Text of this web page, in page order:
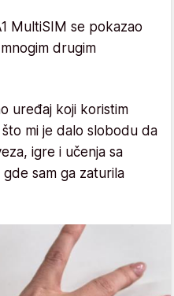
MultiSIM se pokazao
drugim
uređaj koji koristim
mi je dalo slobodu da
igre i učenja sa
sam ga zaturila